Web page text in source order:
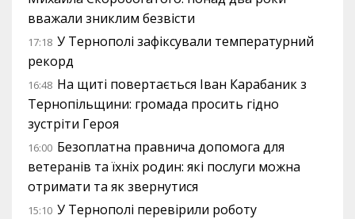
вважали зниклим безвісти
17:18 У Тернополі зафіксували температурний
рекорд
16:48 На щиті повертається Іван Карабаник з
Тернопільщини: громада просить гідно
зустріти Героя
16:00 Безоплатна правнича допомога для
ветеранів та їхніх родин: які послуги можна
отримати та як звернутися
15:10 У Тернополі перевірили роботу